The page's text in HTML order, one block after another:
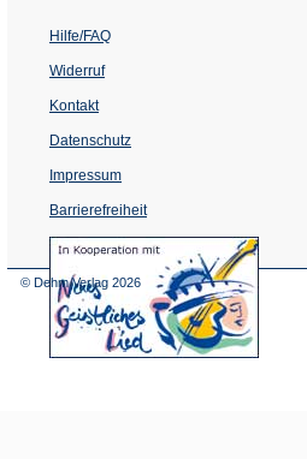
Hilfe/FAQ
Widerruf
Kontakt
Datenschutz
Impressum
Barrierefreiheit
(Öffnet
in
© Dehm Verlag 2026